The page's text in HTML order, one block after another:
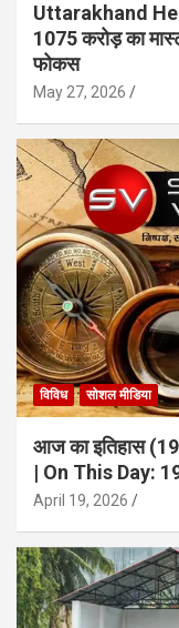
Uttarakhand
1075 करोड़ का
फोकस
May 27, 2026
विविध सोशल मीडिया
आज का इतिहास (19
| On This Day:
April 19, 2026